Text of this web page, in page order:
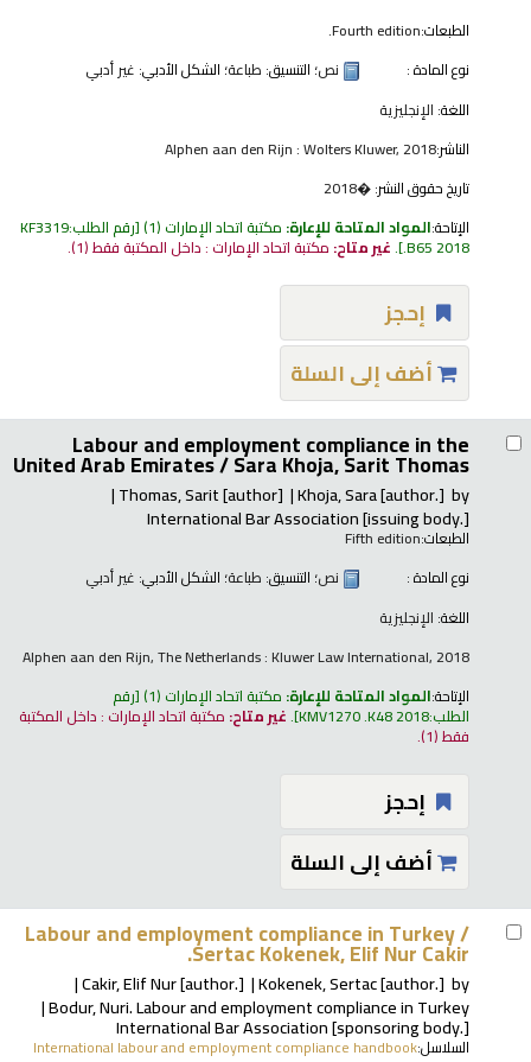
الطبعات:Fourth edition.
نوع المادة :
نص؛ التنسيق: طباعة؛ الشكل الأدبي: غير أدبي
اللغة: الإنجليزية
الناشر:Alphen aan den Rijn : Wolters Kluwer, 2018
تاريخ حقوق النشر:�2018
الإتاحة:المواد المتاحة للإعارة: مكتبة اتحاد الإمارات (1) رقم الطلب:KF3319
.B65 2018
.غير متاح: مكتبة اتحاد الإمارات : داخل المكتبة فقط(1).
إحجز
أضف إلى السلة
Labour and employment compliance in the
United Arab Emirates /Sara Khoja, Sarit Thomas
by
Khoja, Sara[author.]
Thomas, Sarit[author]
International Bar Association[issuing body.]
الطبعات:Fifth edition
نوع المادة :
نص؛ التنسيق: طباعة؛ الشكل الأدبي: غير أدبي
اللغة: الإنجليزية
Alphen aan den Rijn, The Netherlands : Kluwer Law International, 2018
الإتاحة:المواد المتاحة للإعارة: مكتبة اتحاد الإمارات (1) رقم
الطلب:KMV1270 .K48 2018
.غير متاح: مكتبة اتحاد الإمارات : داخل المكتبة
فقط(1).
إحجز
أضف إلى السلة
Labour and employment compliance in Turkey /
Sertac Kokenek, Elif Nur Cakir.
by
Kokenek, Sertac[author.]
Cakir, Elif Nur[author.]
Bodur, Nuri. Labour and employment compliance in Turkey
International Bar Association[sponsoring body.]
السلاسل:International labour and employment compliance handbook